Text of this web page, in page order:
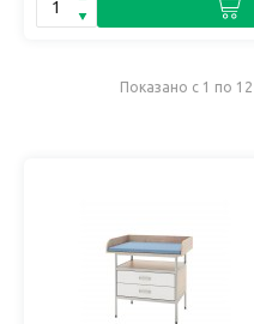
Показано с 1 по